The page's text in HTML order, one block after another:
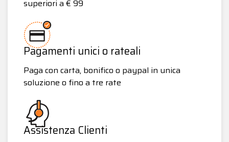
superiori a € 99
Pagamenti unici o rateali
Paga con carta, bonifico o paypal in unica
soluzione o fino a tre rate
Assistenza Clienti